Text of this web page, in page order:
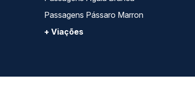
Passagens Pássaro Marron
+ Viações